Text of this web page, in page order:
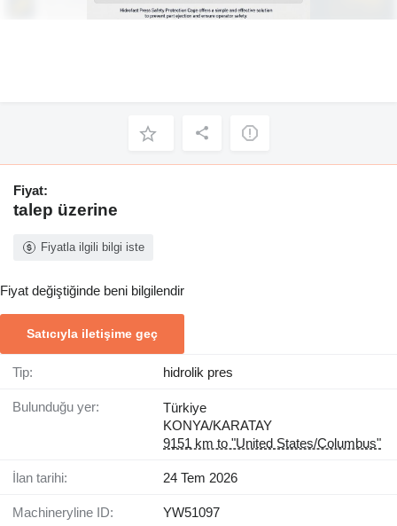
Fiyat:
talep üzerine
Fiyatla ilgili bilgi iste
Fiyat değiştiğinde beni bilgilendir
Satıcıyla iletişime geç
Tip: hidrolik pres
Bulunduğu yer:
Türkiye
KONYA/KARATAY
9151 km to "United States/Columbus"
İlan tarihi: 24 Tem 2026
Machineryline ID: YW51097